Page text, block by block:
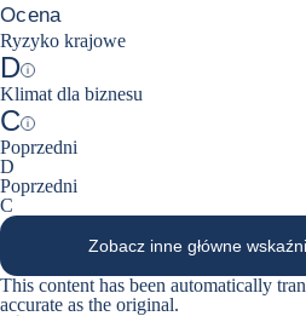
Ocena
Ryzyko krajowe
D
Help
Klimat dla biznesu
C
Help
Poprzedni
D
Poprzedni
C
Zobacz inne główne
This content has been automatically
accurate as the original.